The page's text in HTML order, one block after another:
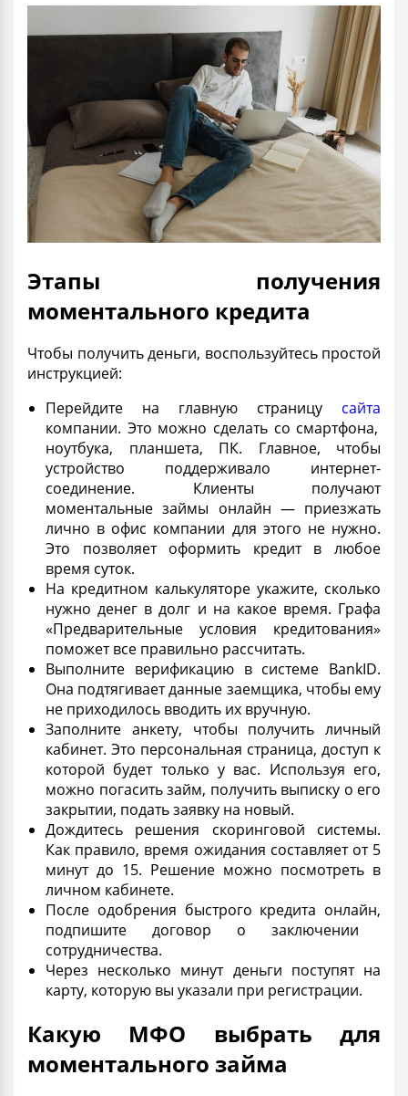
Этапы получения
моментального кредита
Чтобы получить деньги, воспользуйтесь простой
инструкцией:
Перейдите на главную страницу сайта
компании. Это можно сделать со смартфона,
ноутбука, планшета, ПК. Главное, чтобы
устройство поддерживало интернет-
соединение. Клиенты получают
моментальные займы онлайн — приезжать
лично в офис компании для этого не нужно.
Это позволяет оформить кредит в любое
время суток.
На кредитном калькуляторе укажите, сколько
нужно денег вдолг и на какое время. Графа
«Предварительные условия кредитования»
поможет все правильно рассчитать.
Выполните верификацию в системе BankID.
Она подтягивает данные заемщика, чтобы ему
не приходилось вводить их вручную.
Заполните анкету, чтобы получить личный
кабинет. Это персональная страница, доступ к
которой будет только у вас. Используя его,
можно погаситьзайм, получить выписку о его
закрытии, подать заявку на новый.
Дождитесь решения скоринговой системы.
Как правило, время ожидания составляет от 5
минутдо 15. Решение можно посмотреть в
личном кабинете.
После одобрения быстрого кредита онлайн,
подпишите договор о заключении
сотрудничества.
Через несколько минут деньги поступят на
карту, которую вы указали при регистрации.
Какую МФО выбрать для
моментального займа